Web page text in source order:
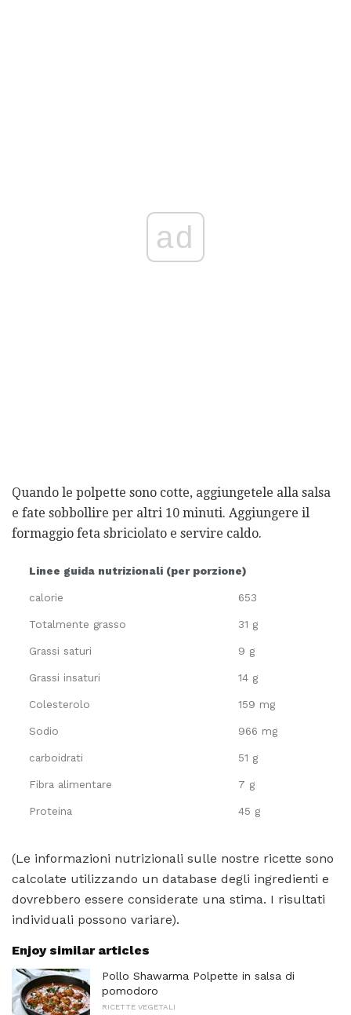
ad
Quando le polpette sono cotte, aggiungetele alla salsa
e fate sobbollire per altri 10 minuti. Aggiungere il
formaggio feta sbriciolato e servire caldo.
Linee guida nutrizionali (per porzione)
calorie 653
Totalmente grasso 31 g
Grassi saturi 9 g
Grassi insaturi 14 g
Colesterolo 159 mg
Sodio 966 mg
carboidrati 51 g
Fibra alimentare 7 g
Proteina 45 g
(Le informazioni nutrizionali sulle nostre ricette sono
calcolate utilizzando un database degli ingredienti e
dovrebbero essere considerate una stima. I risultati
individuali possono variare).
Enjoy similar articles
Pollo Shawarma Polpette in salsa di
pomodoro
RICETTE VEGETALI